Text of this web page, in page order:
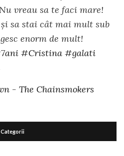
vreau sa te faci mare!
sa stai cât mai mult sub
enorm de mult!
#Cristina #galati
- The Chainsmokers
Categorii